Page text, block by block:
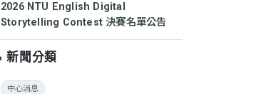
2026 NTU English Digital
Storytelling Contest 決賽名單公告
新聞分類
中心消息